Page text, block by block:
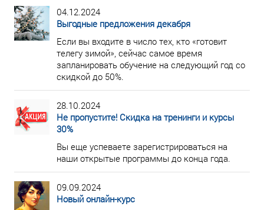
04.12.2024
Выгодные предложения декабря
Если вы входите в число тех, кто «готовит
телегу зимой», сейчас самое время
запланировать обучение на следующий год со
скидкой до 50%.
28.10.2024
Не пропустите! Скидка на тренинги и курсы
30%
Вы еще успеваете зарегистрироваться на
наши открытые программы до конца года.
09.09.2024
Новый онлайн-курс